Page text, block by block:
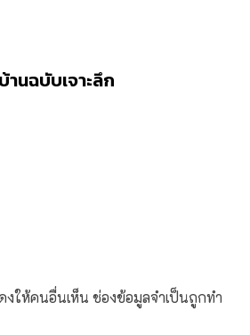
นฉบับเจาะลึก
งให้คนอื่นเห็น ช่องข้อมูลจำเป็นถูกทำ